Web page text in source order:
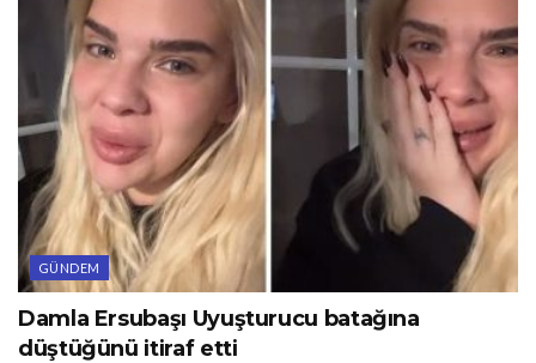
GÜNDEM
Damla Ersubaşı Uyuşturucu batağına
düştüğünü itiraf etti